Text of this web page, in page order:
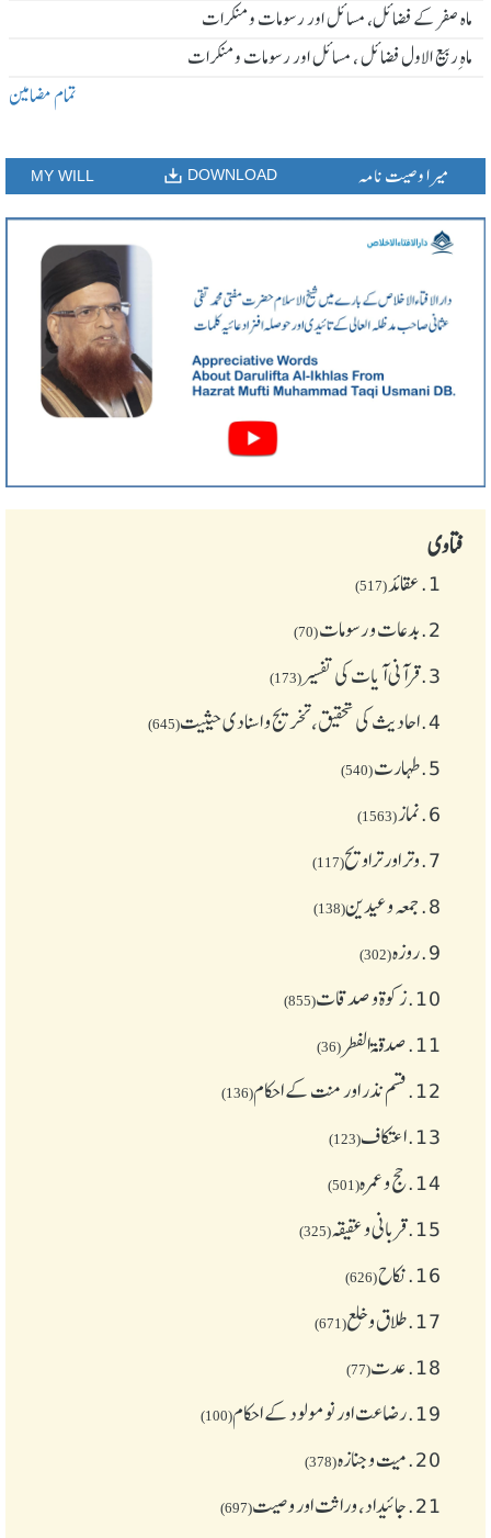
ماہ صفر کے فضائل، مسائل اور رسومات و منکرات
ماہ ِربیع الاول فضائل ، مسائل اور رسومات و منکرات
تمام مضامین
MY WILL DOWNLOAD میرا وصیت نامہ
فتاوی
1. عقائد(517)
2. بدعات و رسومات(70)
3. قرآنی آیات کی تفسیر(173)
4. احادیث کی تحقیق، تخریج و اسنادی حیثیت(645)
5. طهارت(540)
6. نماز(1563)
7. وتر اور تراویح(117)
8. جمعہ وعیدین(138)
9. روزہ(302)
10. زکوة و صدقات(855)
11. صدقۃ الفطر (36)
12. قسم نذر اور منت کے احکام(136)
13. اعتکاف(123)
14. حج و عمرہ(501)
15. قربانی و عقیقہ(325)
16. نکاح(626)
17. طلاق و خلع(671)
18. عدت(77)
19. رضاعت اور نومولود کے احکام(100)
20. میت و جنازہ(378)
21. جائیداد، وراثت اور وصیت(697)